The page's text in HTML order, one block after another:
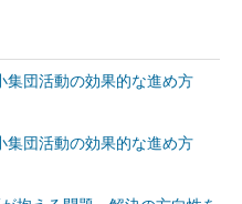
集団活動の効果的な進め方
集団活動の効果的な進め方